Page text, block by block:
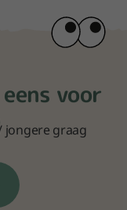
voor
jongere graag